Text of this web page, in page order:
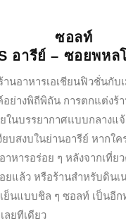
ซอลท์
อารีย์ – ซอยพหล
านอาหารเอเชียนฟิวชั่นกับ
อย่างพิถีพิถัน การตกแต่งร้
ในบรรยากาศแบบกลางแ
ยบสงบในย่านอารีย์ หากใค
าหารอร่อย ๆ หลังจากเที่ย
ยแล้ว หรือร้านสำหรับดินเ
ย็นแบบชิล ๆ ซอลท์ เป็นอีก
ลยทีเดียว